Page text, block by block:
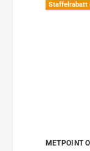
Staffelrabatt
METPOINT